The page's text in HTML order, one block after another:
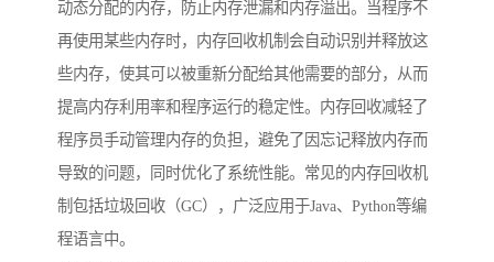
动态分配的内存，防止内存泄漏和内存溢出。当程序不
再使用某些内存时，内存回收机制会自动识别并释放这
些内存，使其可以被重新分配给其他需要的部分，从而
提高内存利用率和程序运行的稳定性。内存回收减轻了
程序员手动管理内存的负担，避免了因忘记释放内存而
导致的问题，同时优化了系统性能。常见的内存回收机
制包括垃圾回收（GC），广泛应用于Java、Python等编
程语言中。